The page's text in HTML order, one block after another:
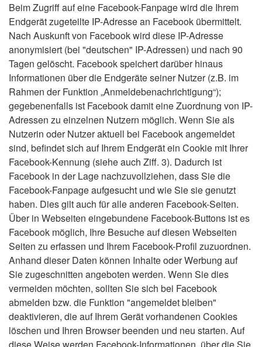
Beim Zugriff auf eine Facebook-Fanpage wird die Ihrem
Endgerät zugeteilte IP-Adresse an Facebook übermittelt.
Nach Auskunft von Facebook wird diese IP-Adresse
anonymisiert (bei "deutschen" IP-Adressen) und nach 90
Tagen gelöscht. Facebook speichert darüber hinaus
Informationen über die Endgeräte seiner Nutzer (z.B. im
Rahmen der Funktion „Anmeldebenachrichtigung“);
gegebenenfalls ist Facebook damit eine Zuordnung von IP-
Adressen zu einzelnen Nutzern möglich. Wenn Sie als
Nutzerin oder Nutzer aktuell bei Facebook angemeldet
sind, befindet sich auf Ihrem Endgerät ein Cookie mit Ihrer
Facebook-Kennung (siehe auch Ziff. 3). Dadurch ist
Facebook in der Lage nachzuvollziehen, dass Sie die
Facebook-Fanpage aufgesucht und wie Sie sie genutzt
haben. Dies gilt auch für alle anderen Facebook-Seiten.
Über in Webseiten eingebundene Facebook-Buttons ist es
Facebook möglich, Ihre Besuche auf diesen Webseiten
Seiten zu erfassen und Ihrem Facebook-Profil zuzuordnen.
Anhand dieser Daten können Inhalte oder Werbung auf
Sie zugeschnitten angeboten werden. Wenn Sie dies
vermeiden möchten, sollten Sie sich bei Facebook
abmelden bzw. die Funktion "angemeldet bleiben"
deaktivieren, die auf Ihrem Gerät vorhandenen Cookies
löschen und Ihren Browser beenden und neu starten. Auf